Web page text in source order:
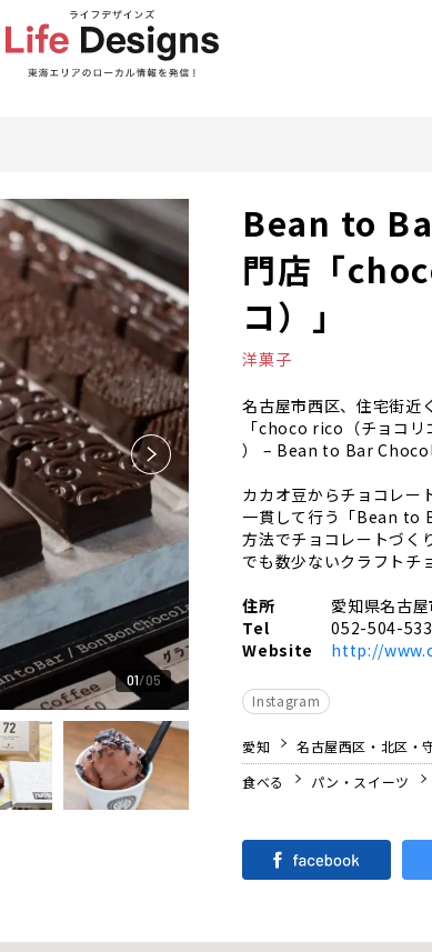
01 05
Bean to
門店「
コ）」
洋菓子
名古屋市西区、住宅街近
「choco rico（チョコリ
） – Bean to Bar
カカオ豆からチョコレー
一貫して行う「Bean to
方法でチョコレートづく
でも数少ないクラフトチ
住所
愛知県名古
Tel
052-504-
Website
http://
Instagram
愛知 名古屋西区・北区・
食べる
パン・スイーツ